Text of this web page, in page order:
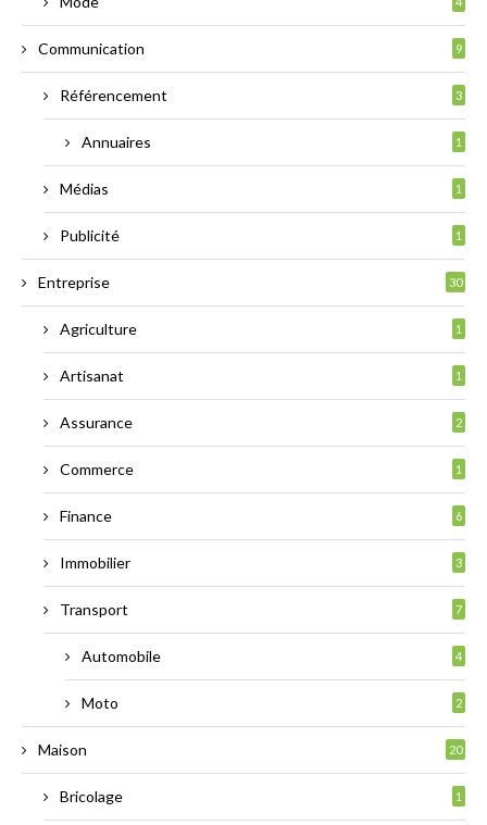
Communication 9
Référencement 3
Annuaires 1
Médias 1
Publicité 1
Entreprise 30
Agriculture 1
Artisanat 1
Assurance 2
Commerce 1
Finance 6
Immobilier 3
Transport 7
Automobile 4
Moto 2
Maison 20
Bricolage 1